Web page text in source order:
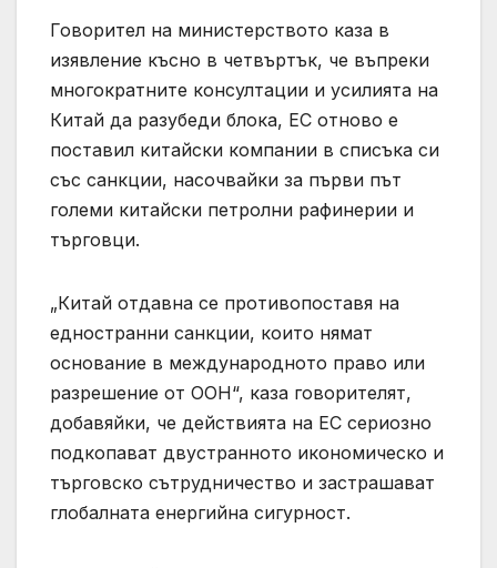
Говорител на министерството каза в
изявление късно в четвъртък, че въпреки
многократните консултации и усилията на
Китай да разубеди блока, ЕС отново е
поставил китайски компании в списъка си
със санкции, насочвайки за първи път
големи китайски петролни рафинерии и
търговци.
„Китай отдавна се противопоставя на
едностранни санкции, които нямат
основание в международното право или
разрешение от ООН“, каза говорителят,
добавяйки, че действията на ЕС сериозно
подкопават двустранното икономическо и
търговско сътрудничество и застрашават
глобалната енергийна сигурност.